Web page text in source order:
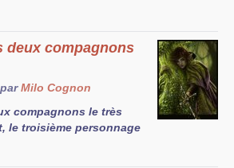
deux compagnons
parMilo Cognon
compagnons le très
le troisième personnage